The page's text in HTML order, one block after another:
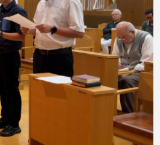
用品
カトリック美術カレンダー 2024年